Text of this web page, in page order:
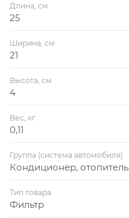
Длина, см
25
Ширина, см
21
Высота, см
4
Вес, кг
0,11
Группа (система автомобиля)
Кондиционер, отопитель
Тип товара
Фильтр